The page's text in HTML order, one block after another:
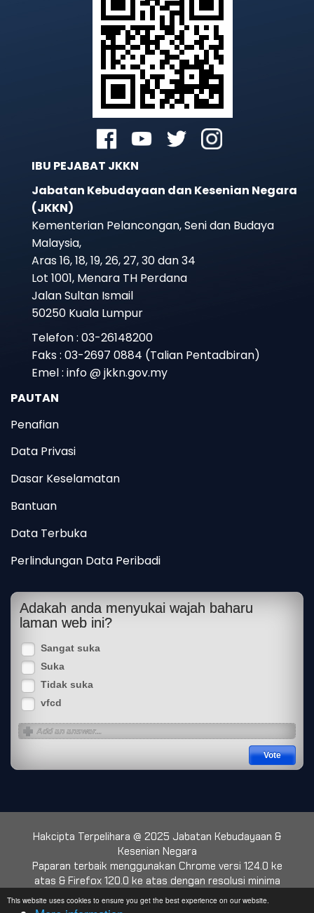
This website uses cookies to ensure you get the best experience on our website.
IBU PEJABAT JKKN
Jabatan Kebudayaan dan Kesenian Negara
(JKKN)
Kementerian Pelancongan, Seni dan Budaya
Malaysia,
Aras 16, 18, 19, 26, 27, 30 dan 34
Lot 1001, Menara TH Perdana
Jalan Sultan Ismail
50250 Kuala Lumpur
Telefon : 03-26148200
Faks : 03-2697 0884 (Talian Pentadbiran)
Emel : info @ jkkn.gov.my
PAUTAN
Penafian
Data Privasi
Dasar Keselamatan
Bantuan
Data Terbuka
Perlindungan Data Peribadi
Adakah anda menyukai wajah baharu
laman web ini?
Sangat suka
Suka
Tidak suka
vfcd
Hakcipta Terpelihara @ 2025 Jabatan Kebudayaan &
Kesenian Negara
Paparan terbaik menggunakan Chrome versi 124.0 ke
atas & Firefox 120.0 ke atas dengan resolusi minima
1024 x 768